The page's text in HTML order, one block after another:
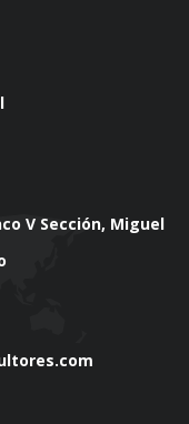
V Sección, Miguel